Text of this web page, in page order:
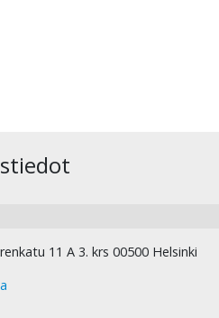
11 A 3. krs 00500 Helsinki